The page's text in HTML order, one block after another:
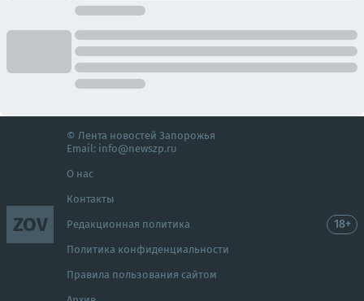
ZOV
© Лента новостей Запорожья
Email: info@newszp.ru
О нас
Контакты
Редакционная политика
Политика конфиденциальности
Правила пользования сайтом
18+